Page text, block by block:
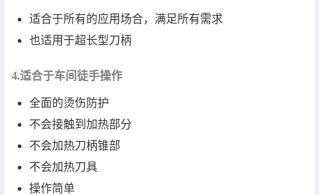
适合于所有的应用场合，满足所有需求
也适用于超长型刀柄
4.适合于车间徒手操作
全面的烫伤防护
不会接触到加热部分
不会加热刀柄锥部
不会加热刀具
操作简单